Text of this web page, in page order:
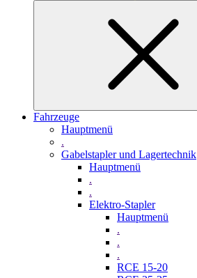
Fahrzeuge
Hauptmenü
.
Gabelstapler und Lagertechnik
Hauptmenü
.
.
Elektro-Stapler
Hauptmenü
.
.
.
RCE 15-20